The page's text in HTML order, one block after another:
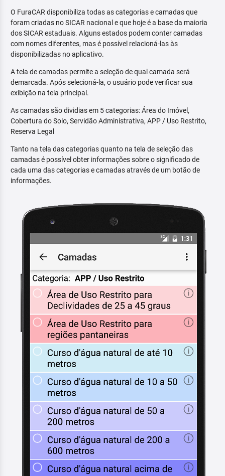
O FuraCAR disponibiliza todas as categorias e camadas que
foram criadas no SICAR nacional e que hoje é a base da maioria
dos SICAR estaduais. Alguns estados podem conter camadas
com nomes diferentes, mas é possível relacioná-las às
disponibilizadas no aplicativo.
A tela de camadas permite a seleção de qual camada será
demarcada. Após selecioná-la, o usuário pode verificar sua
exibição na tela principal.
As camadas são dividias em 5 categorias: Área do Imóvel,
Cobertura do Solo, Servidão Administrativa, APP / Uso Restrito,
Reserva Legal
Tanto na tela das categorias quanto na tela de seleção das
camadas é possível obter informações sobre o significado de
cada uma das categorias e camadas através de um botão de
informações.